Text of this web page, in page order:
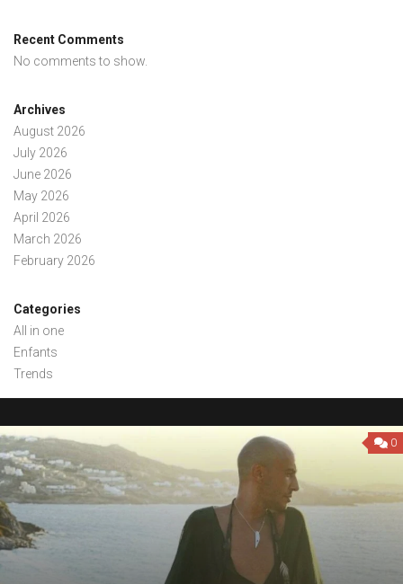
Recent Comments
No comments to show.
Archives
August 2026
July 2026
June 2026
May 2026
April 2026
March 2026
February 2026
Categories
All in one
Enfants
Trends
0